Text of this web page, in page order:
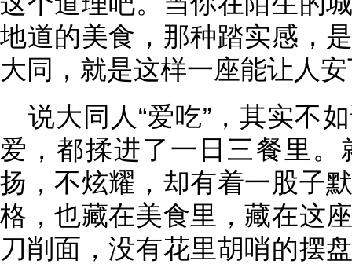
地道的美食，那种踏实感，
大同，就是这样一座能让人
说大同人“爱吃”，其实不
爱，都揉进了一日三餐里
扬，不炫耀，却有着一股子
格，也藏在美食里，藏在这
刀削面，没有花里胡哨的摆